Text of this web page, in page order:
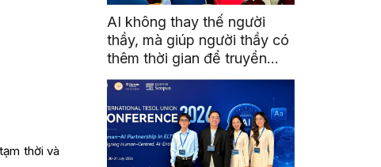
thời và
AI không thay thế người
thầy, mà giúp người thầy có
thêm thời gian để truyền
cảm hứng